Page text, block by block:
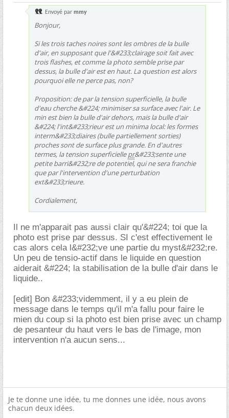
Envoyé par mmy
Bonjour,
Si les trois taches noires sont les ombres de la bulle
d'air, en supposant que l'&#233;clairage soit fait avec
trois flashes, et comme la photo semble prise par
dessus, la bulle d'air est en haut. La question est alors
pourquoi elle ne perce pas, non?
Proposition: de par la tension superficielle, la bulle
d'eau cherche &#224; minimiser sa surface avec l'air. Le
min est bien la bulle d'air dehors, mais la bulle d'air
&#224; l'int&#233;rieur est un minima local: les formes
interm&#233;diaires (bulle partiellement sorties)
proches sont de surface plus grande. En d'autres
termes, la tension superficiellepr&#233;sente une
petite barri&#232;re de potentiel, qui ne sera franchie
que par l'intervention d'une perturbation
ext&#233;rieure.
Cordialement,
Il ne m'apparait pas aussi clair qu'&#224; toi que la
photo est prise par dessus. SI c'est effectivement le
cas alors cela l&#232;ve une partie du myst&#232;re.
Un peu de tensio-actif dans le liquide en question
aiderait &#224; la stabilisation de la bulle d'air dans le
liquide..
[edit] Bon &#233;videmment, il y a eu plein de
message dans le temps qu'il m'a fallu pour faire le
mien du coup si la photo est bien prise avec un champ
de pesanteur du haut vers le bas de l'image, mon
intervention n'a aucun sens...
Je te donne une idée, tu me donnes une idée, nous avons
chacun deux idées.